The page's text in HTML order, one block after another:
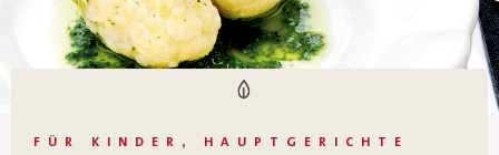
FÜR KINDER, HAUPTGERICHTE